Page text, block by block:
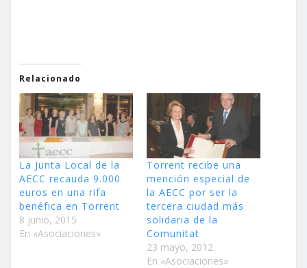
Relacionado
La Junta Local de la
AECC recauda 9.000
euros en una rifa
benéfica en Torrent
8 junio, 2015
En «Asociaciones»
Torrent recibe una
mención especial de
la AECC por ser la
tercera ciudad más
solidaria de la
Comunitat
23 mayo, 2012
En «Asociaciones»